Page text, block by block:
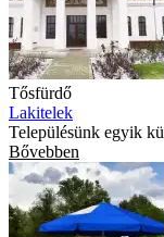
Tősfürdő
Lakitelek
Településünk egyik
Bővebben